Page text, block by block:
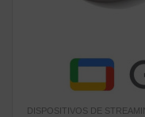
DISPOSITIVOS DE